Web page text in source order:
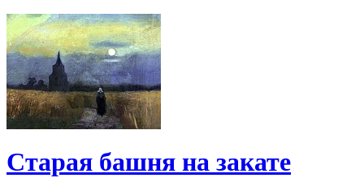
Старая башня на закате